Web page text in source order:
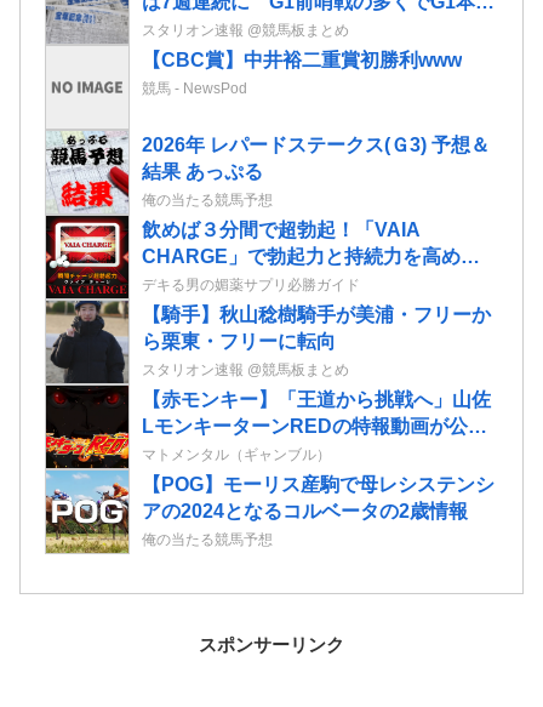
までの期間拡大 JRA開催日程発表
スタリオン速報 @競馬板まとめ
【CBC賞】中井裕二重賞初勝利www
競馬 - NewsPod
2026年 レパードステークス(Ｇ3) 予想＆
結果 あっぷる
俺の当たる競馬予想
飲めば３分間で超勃起！「VAIA
CHARGE」で勃起力と持続力を高めて
絶倫セックスを楽しもう！
デキる男の媚薬サプリ必勝ガイド
【騎手】秋山稔樹騎手が美浦・フリーか
ら栗東・フリーに転向
スタリオン速報 @競馬板まとめ
【赤モンキー】「王道から挑戦へ」山佐
LモンキーターンREDの特報動画が公
開！
マトメンタル（ギャンブル）
【POG】モーリス産駒で母レシステンシ
アの2024となるコルベータの2歳情報
俺の当たる競馬予想
スポンサーリンク